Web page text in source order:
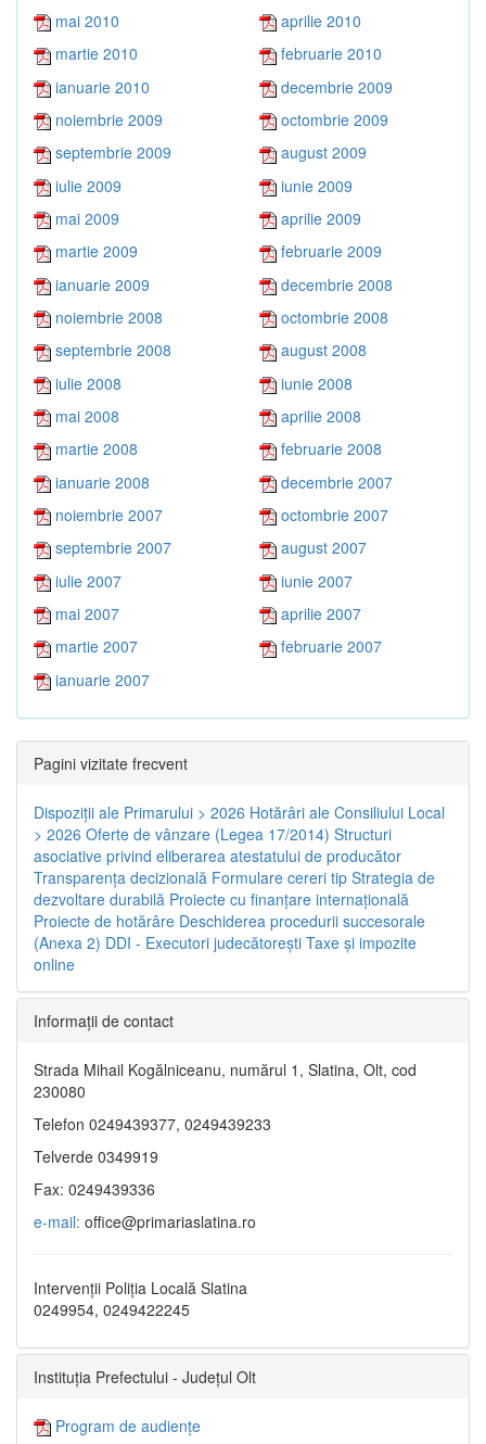
mai 2010
aprilie 2010
martie 2010
februarie 2010
ianuarie 2010
decembrie 2009
noiembrie 2009
octombrie 2009
septembrie 2009
august 2009
iulie 2009
iunie 2009
mai 2009
aprilie 2009
martie 2009
februarie 2009
ianuarie 2009
decembrie 2008
noiembrie 2008
octombrie 2008
septembrie 2008
august 2008
iulie 2008
iunie 2008
mai 2008
aprilie 2008
martie 2008
februarie 2008
ianuarie 2008
decembrie 2007
noiembrie 2007
octombrie 2007
septembrie 2007
august 2007
iulie 2007
iunie 2007
mai 2007
aprilie 2007
martie 2007
februarie 2007
ianuarie 2007
Pagini vizitate frecvent
Dispoziţii ale Primarului > 2026 Hotărâri ale Consiliului Local
> 2026 Oferte de vânzare (Legea 17/2014) Structuri
asociative privind eliberarea atestatului de producător
Transparenţa decizională Formulare cereri tip Strategia de
dezvoltare durabilă Proiecte cu finanţare internaţională
Proiecte de hotărâre Deschiderea procedurii succesorale
(Anexa 2) DDI - Executori judecătorești Taxe şi impozite
online
Informaţii de contact
Strada Mihail Kogălniceanu, numărul 1, Slatina, Olt, cod
230080
Telefon 0249439377, 0249439233
Telverde 0349919
Fax: 0249439336
e-mail: office@primariaslatina.ro
Intervenții Poliția Locală Slatina
0249954, 0249422245
Instituția Prefectului - Județul Olt
Program de audiențe